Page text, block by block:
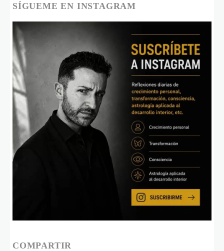
SÍGUEME EN INSTAGRAM
COMPARTIR